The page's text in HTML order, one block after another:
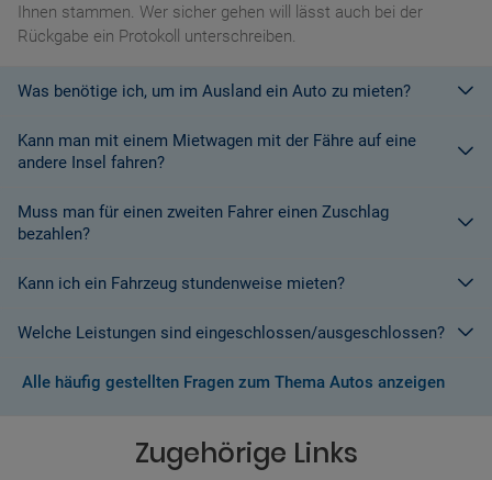
Ihnen stammen. Wer sicher gehen will lässt auch bei der
Rückgabe ein Protokoll unterschreiben.
Was benötige ich, um im Ausland ein Auto zu mieten?
Mit einem europäischen Führerschein ist es kein Problem ein
Fahrzeug zu mieten. In Europa und bei den meisten
Kann man mit einem Mietwagen mit der Fähre auf eine
andere Insel fahren?
Die meisten Fahrzeugvermieter erlauben aus Gründen des
Versicherungsschutzes an Bord eines Schiffes nicht, dass ihre
Informationen finden Sie in den Bedingungen des Vermieters.
Muss man für einen zweiten Fahrer einen Zuschlag
bezahlen?
Ja. Für jeden zusätzlichen Fahrer muss am Zielort ein Zuschlag
Sonderangebot informiert, bei dem ein zusätzlicher Fahrer
Kann ich ein Fahrzeug stundenweise mieten?
Derzeit ist der Mindestzeitraum für eine Autoanmietung 24
Welche Leistungen sind eingeschlossen/ausgeschlossen?
Normalerweise werden Ihnen in den AGB's die Leistungen beim
(Normalerweise mit SB)
Alle häufig gestellten Fragen zum Thema Autos anzeigen
Zugehörige Links